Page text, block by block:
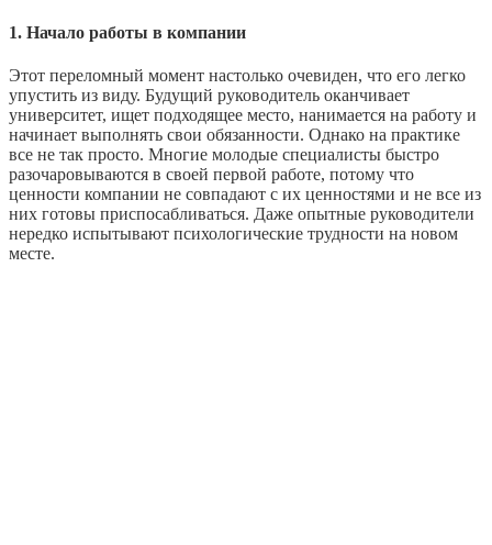
1. Начало работы в компании
Этот переломный момент настолько очевиден, что его легко
упустить из виду. Будущий руководитель оканчивает
университет, ищет подходящее место, нанимается на работу и
начинает выполнять свои обязанности. Однако на практике
все не так просто. Многие молодые специалисты быстро
разочаровываются в своей первой работе, потому что
ценности компании не совпадают с их ценностями и не все из
них готовы приспосабливаться. Даже опытные руководители
нередко испытывают психологические трудности на новом
месте.